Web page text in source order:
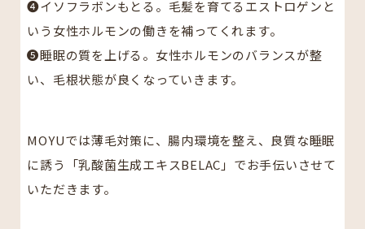
❹イソフラボンもとる。毛髪を育てるエストロゲンと
いう女性ホルモンの働きを補ってくれます。
❺睡眠の質を上げる。女性ホルモンのバランスが整
い、毛根状態が良くなっていきます。
MOYUでは薄毛対策に、腸内環境を整え、良質な睡眠
に誘う「乳酸菌生成エキスBELAC」でお手伝いさせて
いただきます。